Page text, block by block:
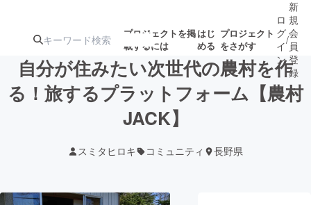
プロジェクトを掲
載するには
はじ
める
プロジェクト
をさがす
注目の新着プロ募集終了が近いプ
ロ
グ
イ
ン
/
新
規
会
員
登
録
自分が住みたい次世代の農村を作
る！旅するプラットフォーム【農村
JACK】
スミタヒロキ コミュニティ 長野県